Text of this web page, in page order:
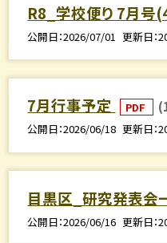
R8_学校便り 7月号
公開日 2026/07/01 更新日
7月行事予定 PDF
公開日 2026/06/18 更新日
目黒区_研究発表会
公開日 2026/06/16 更新日